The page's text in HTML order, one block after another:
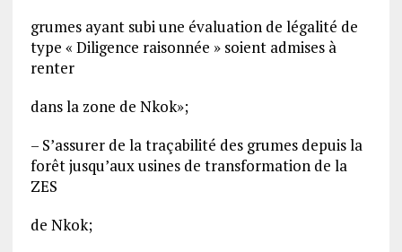
grumes ayant subi une évaluation de légalité de
type « Diligence raisonnée » soient admises à
renter
dans la zone de Nkok»;
– S’assurer de la traçabilité des grumes depuis la
forêt jusqu’aux usines de transformation de la
ZES
de Nkok;